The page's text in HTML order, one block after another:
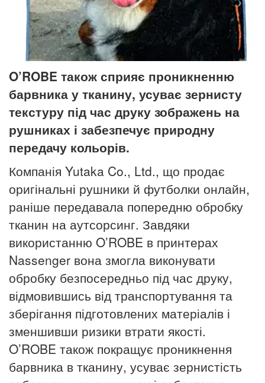
O’ROBE також сприяє проникненню
барвника у тканину, усуває зернисту
текстуру під час друку зображень на
рушниках і забезпечує природну
передачу кольорів.
Компанія Yutaka Co., Ltd., що продає
оригінальні рушники й футболки онлайн,
раніше передавала попередню обробку
тканин на аутсорсинг. Завдяки
використанню O’ROBE в принтерах
Nassenger вона змогла виконувати
обробку безпосередньо під час друку,
відмовившись від транспортування та
зберігання підготовлених матеріалів і
зменшивши ризики втрати якості.
O’ROBE також покращує проникнення
барвника в тканину, усуває зернистість